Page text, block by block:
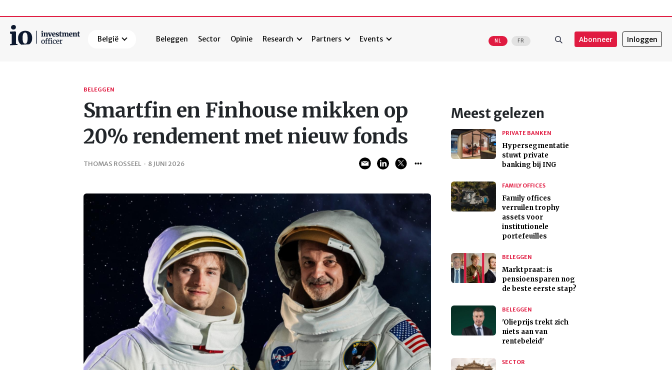
België Beleggen Sector Opinie Research Partners Events NL FR Abonneer Inloggen
BELEGGEN
Smartfin en Finhouse mikken op
20% rendement met nieuw fonds
THOMAS ROSSEEL · 8 JUNI 2026
Meest gelezen
PRIVATE BANKEN
Hypersegmentatie
stuwt private
banking bij ING
FAMILY OFFICES
Family offices
verruilen trophy
assets voor
institutionele
portefeuilles
BELEGGEN
Marktpraat: is
pensioensparen nog
de beste eerste stap?
BELEGGEN
'Olieprijs trekt zich
niets aan van
rentebeleid'
SECTOR